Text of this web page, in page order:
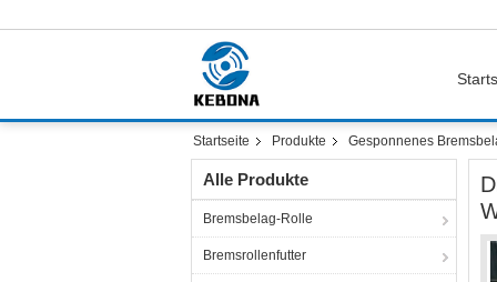
Startseite Produkte Gesponnenes
Alle Produkte
Bremsbelag-Rolle
Bremsrollenfutter